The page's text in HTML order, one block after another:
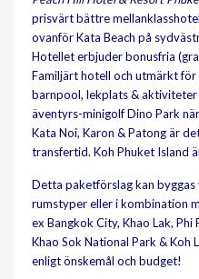
prisvärt bättre
ovanför Kata Beach på
Hotellet erbjuder bonusfria
Familjärt hotell och utmärkt för
barnpool, lekplats &
äventyrs-minigolf Dino Park
Kata Noi, Karon & Patong är
transfertid. Koh Phuket Island
Detta paketförslag kan
rumstyper eller i kombination
ex Bangkok City, Khao Lak, Phi
Khao Sok National Park & Koh
enligt önskemål och budget!